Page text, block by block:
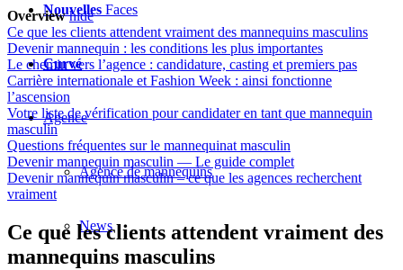
Nouvelles Faces
Curvé
Agence
Agence de mannequins
News
Overview hide
Ce que les clients attendent vraiment des mannequins masculins
Devenir mannequin : les conditions les plus importantes
Le chemin vers l’agence : candidature, casting et premiers pas
Carrière internationale et Fashion Week : ainsi fonctionne
l’ascension
Votre liste de vérification pour candidater en tant que mannequin
masculin
Questions fréquentes sur le mannequinat masculin
Devenir mannequin masculin — Le guide complet
Devenir mannequin masculin – ce que les agences recherchent
vraiment
Ce que les clients attendent vraiment des
mannequins masculins